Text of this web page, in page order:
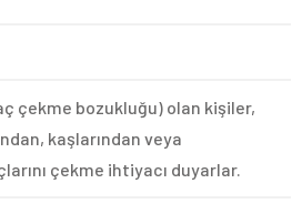
çekme bozukluğu) olan kişiler,
kaşlarından veya
çekme ihtiyacı duyarlar.